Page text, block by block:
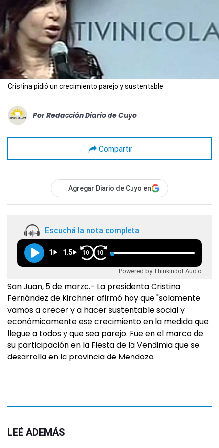
Cristina pidió un crecimiento parejo y sustentable
Por Redacción Diario de Cuyo
Compartir
Agregar Diario de Cuyo en
Escuchá la nota completa
1 1.5 10 10
Powered by Thinkindot Audio
San Juan, 5 de marzo.- La presidenta Cristina
Fernández de Kirchner afirmó hoy que "solamente
vamos a crecer y a hacer sustentable social y
económicamente ese crecimiento en la medida que
llegue a todos y que sea parejo. Fue en el marco de
su participación en la Fiesta de la Vendimia que se
desarrolla en la provincia de Mendoza.
LEÉ ADEMÁS